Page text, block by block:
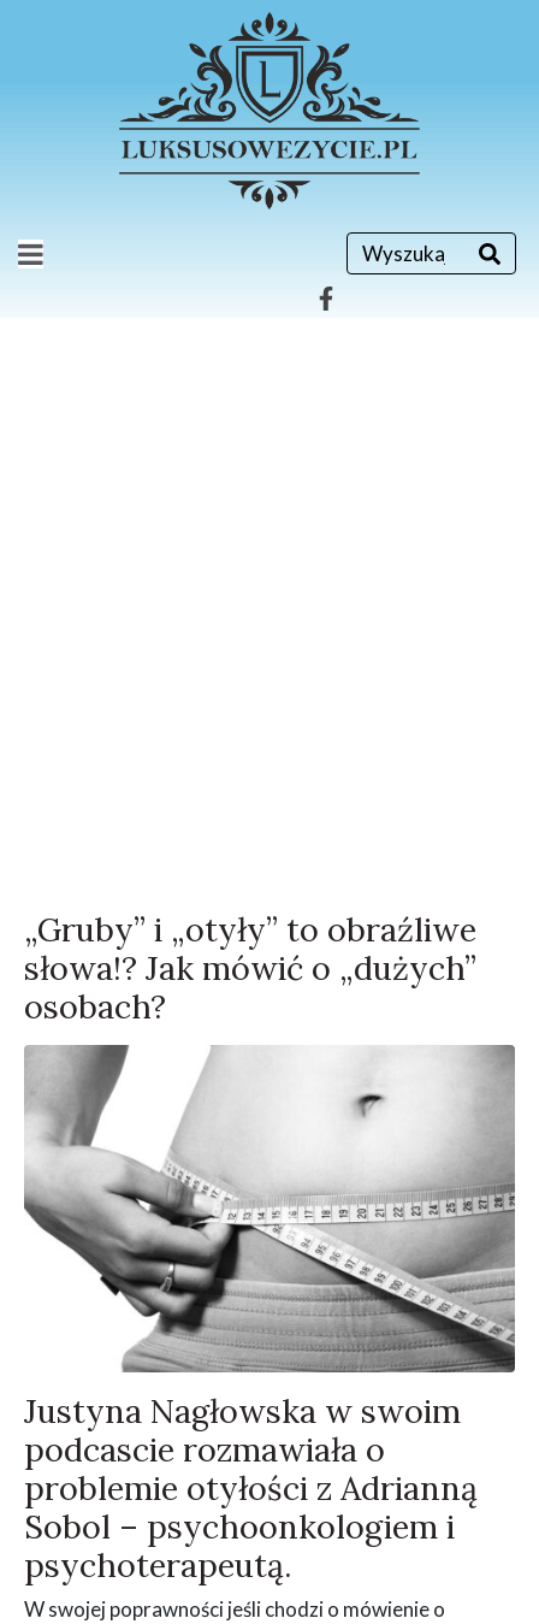
„Gruby” i „otyły” to obraźliwe
słowa!? Jak mówić o „dużych”
osobach?
Justyna Nagłowska w swoim
podcascie rozmawiała o
problemie otyłości z Adrianną
Sobol – psychoonkologiem i
psychoterapeutą.
W swojej poprawności jeśli chodzi o mówienie o